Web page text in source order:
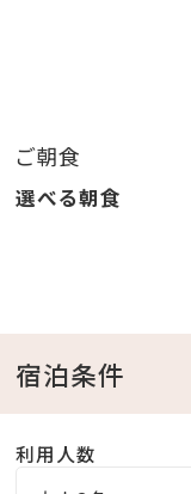
ホテルでチケット
前予約制です。
来場前に予約券を
■和食のネット予
・中華 17:00～
■中華のネット予
ご朝食
選べる朝食
宿泊条件
利用人数